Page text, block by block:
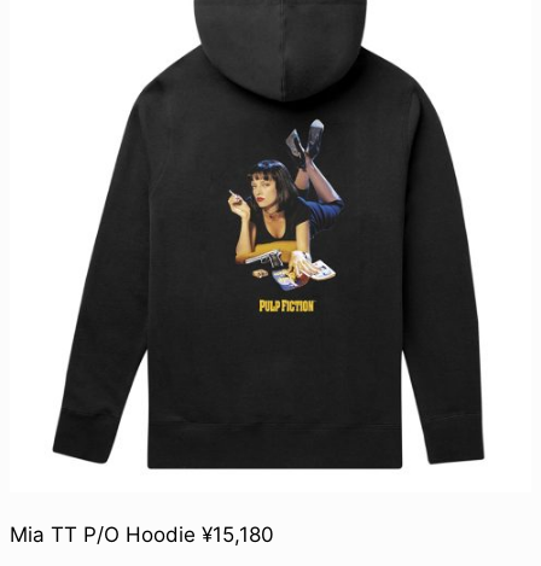
Mia TT P/O Hoodie ¥15,180